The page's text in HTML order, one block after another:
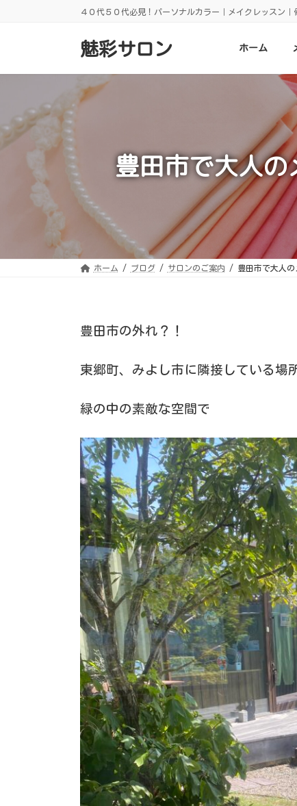
４０代５０代必見！パーソナルカラー｜メイクレッスン
魅彩サロン ホーム
豊田市で大人
ホーム ブログ サロンのご案内 豊田市で大人
豊田市の外れ？！
東郷町、みよし市に隣接している場
緑の中の素敵な空間で